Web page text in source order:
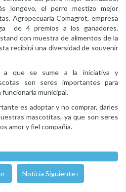
longevo, el perro mestizo mejor
Agropecuaria Comagrot, empresa
de 4 premios a los ganadores.
con muestra de alimentos de la
recibirá una diversidad de souvenir
a que se sume a la iniciativa y
son seres importantes para
municipal.
es adoptar y no comprar, darles
mascotitas, ya que son seres
amor y fiel compañía.
Noticia Siguiente ›